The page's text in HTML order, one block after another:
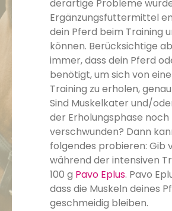
derartige Probleme
Ergänzungsfuttermittel
dein Pferd beim Training
können. Berücksichtige
immer, dass dein Pferd
benötigt, um sich von
Training zu erholen,
Sind Muskelkater und/
der Erholungsphase
verschwunden? Dann
folgendes probieren: Gib
während der intensiven
100 g Pavo Eplus. Pavo
dass die Muskeln deines
geschmeidig bleiben.